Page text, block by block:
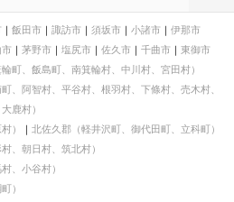
飯田市 諏訪市 須坂市 小諸市
伊那市
茅野市 塩尻市 佐久市 千曲市
東御市
町、飯島町、南箕輪村、中川村、宮田村）
、阿智村、平谷村、根羽村、下條村、売木村、
鹿村）
）
北佐久郡（軽井沢町、御代田町、立科町）
、朝日村、筑北村）
、小谷村）
）